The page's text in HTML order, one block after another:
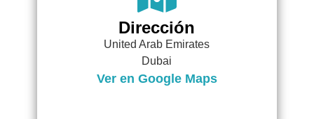
Dirección
United Arab Emirates
Dubai
Ver en Google Maps